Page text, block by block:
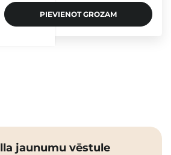
PIEVIENOT GROZAM
jaunumu vēstule